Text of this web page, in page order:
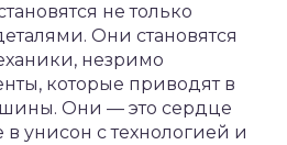
не только
Они становятся
незримо
которые приводят в
Они — это сердце
унисон с технологией и